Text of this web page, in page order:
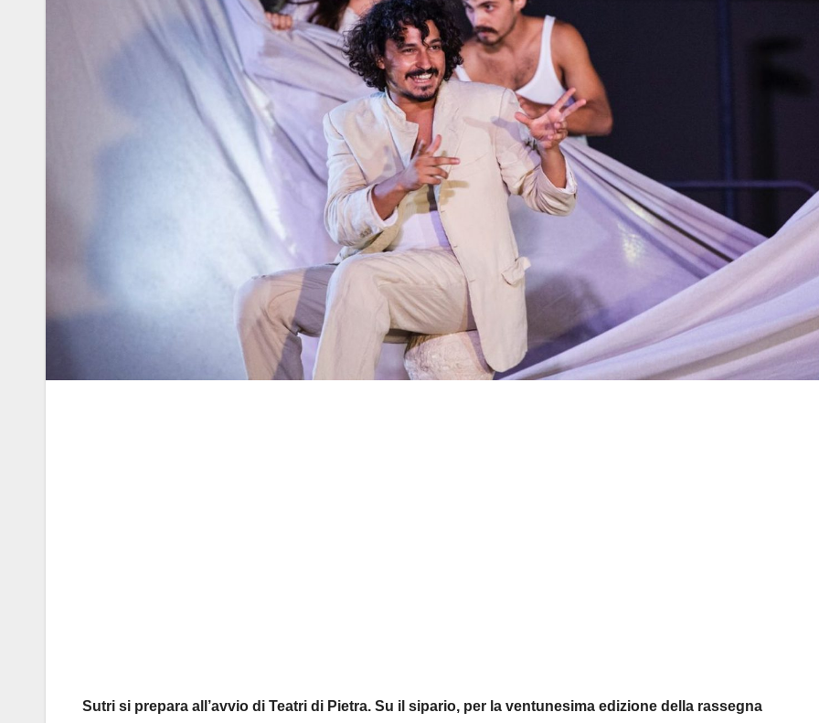
Sutri si prepara all’avvio di Teatri di Pietra. Su il sipario, per la ventunesima edizione della rassegna